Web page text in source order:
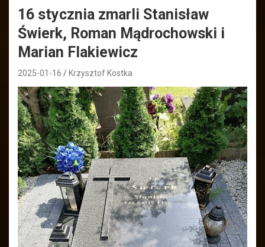
16 stycznia zmarli Stanisław
Świerk, Roman Mądrochowski i
Marian Flakiewicz
2025-01-16 Krzysztof Kostka